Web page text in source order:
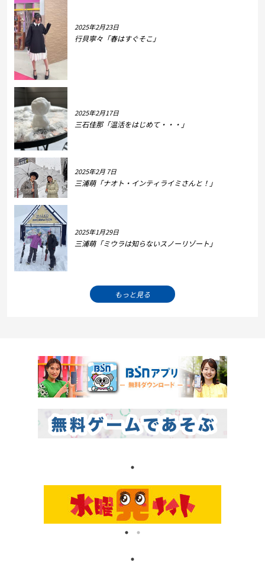
2025年2月23日
行貝寧々「春はすぐそこ」
2025年2月17日
三石佳那「温活をはじめて・・・」
2025年2月 7日
三浦萌「ナオト・インティライミさんと！」
2025年1月29日
三浦萌「ミウラは知らないスノーリゾート」
もっと見る